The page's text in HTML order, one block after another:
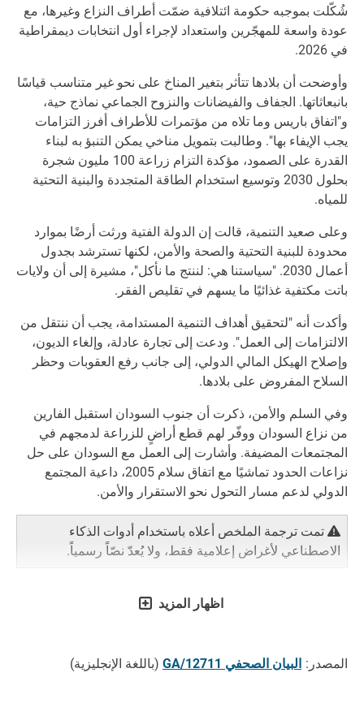
شُكّلت بموجبه حكومة ائتلافية ضمّت أطراف النزاع وغيرها، مع
عودة واسعة للمهجّرين واستعداد لإجراء أول انتخابات ديمقراطية
في 2026.
وأوضحت أن بلادها تتأثر بتغير المناخ على نحو غير متناسب قياسًا
بانبعاثاتها. الجفاف والفيضانات والنزوح الجماعي نماذج حية،
و"اتفاق باريس وما تلاه من مؤتمرات للأطراف أفرز التزامات
يجب الإيفاء بها". وطالبت بتمويل مناخي يمكن التنبؤ به لبناء
القدرة على الصمود، مؤكدة التزام زراعة 100 مليون شجرة
بحلول 2030 وتوسيع استخدام الطاقة المتجددة والبنية التحتية
للمياه.
وعلى صعيد التنمية، قالت إن الدولة الفتية ورثت أرضًا بموارد
محدودة للبنية التحتية والصحة والأمن، لكنها تسترشد بجدول
أعمال 2030. "سياستنا هي: لننتج ما نأكل"، مشيرة إلى أن ولايات
باتت مكتفية غذائيًا ما يسهم في تقليص الفقر.
وأكدت أنه "لتحقيق أهداف التنمية المستدامة، يجب أن ننتقل من
الالتزامات إلى العمل". ودعت إلى تجارة عادلة، وإلغاء الديون،
وإصلاح الهيكل المالي الدولي، إلى جانب رفع العقوبات وحظر
السلاح المفروض على بلادها.
وفي السلم والأمن، ذكرت أن جنوب السودان استقبل الفارين
من نزاع السودان ووفّر لهم قطع أراضٍ للزراعة لدمجهم في
المجتمعات المضيفة. وأشارت إلى العمل مع السودان على حل
نزاعات الحدود تماشيًا مع اتفاق سلام 2005، داعية المجتمع
الدولي لدعم مسار التحول نحو الاستقرار والأمن.
تمت ترجمة الملخص أعلاه باستخدام أدوات الذكاء
الاصطناعي لأغراض إعلامية فقط، ولا يُعدّ نصّاً رسمياً.
اظهار المزيد
المصدر: البيان الصحفي GA/12711 (باللغة الإنجليزية)